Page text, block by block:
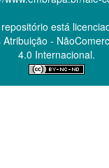
está
Atribuição -
4.0 Internacional.